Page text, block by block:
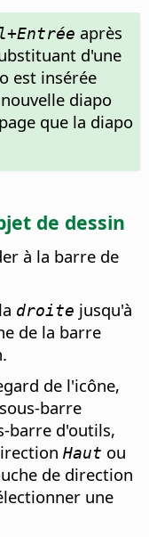
+Entrée après
d'une
est insérée
diapo
que la diapo
de dessin
à la barre de
droite jusqu'à
de la barre
de l'icône,
barre
barre d'outils,
Haut ou
de direction
une